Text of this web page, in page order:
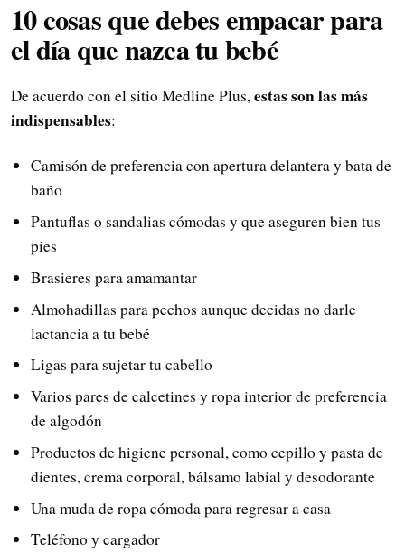
10 cosas que debes empacar para
el día que nazca tu bebé
De acuerdo con el sitio Medline Plus,estas son las más
indispensables:
Camisón de preferencia con apertura delantera y bata de
baño
Pantuflas o sandalias cómodas y que aseguren bien tus
pies
Brasieres para amamantar
Almohadillas para pechos aunque decidas no darle
lactancia a tu bebé
Ligas para sujetar tu cabello
Varios pares de calcetines y ropa interior de preferencia
de algodón
Productos de higiene personal, como cepillo y pasta de
dientes, crema corporal, bálsamo labial y desodorante
Una muda de ropa cómoda para regresar a casa
Teléfono y cargador